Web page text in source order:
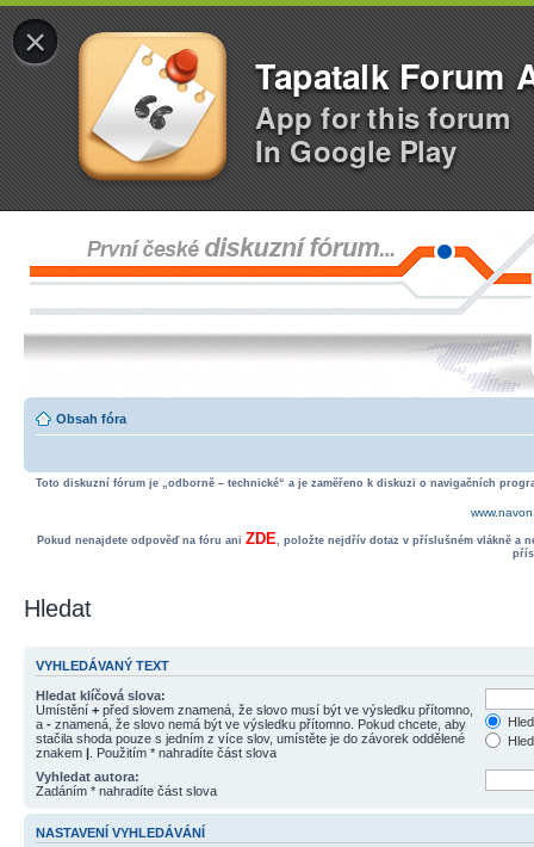
×
Tapatalk Forum
App for this forum
In Google Play
Obsah fóra
Toto diskuzní fórum je „odborně – technické“ a je zaměřeno k diskuzi o navigačních
Pokud nenajdete odpověď na fóru ani ZDE, položte nejdřív dotaz v příslušném vlákně a
Hledat
VYHLEDÁVANÝ TEXT
Hledat klíčová slova:
Umístění + před slovem znamená, že slovo musí být ve výsledku přítomno,
a - znamená, že slovo nemá být ve výsledku přítomno. Pokud chcete, aby
stačila shoda pouze s jedním z více slov, umístěte je do závorek oddělené
znakem | . Použitím * nahradíte část slova
Vyhledat autora:
Zadáním * nahradíte část slova
NASTAVENÍ VYHLEDÁVÁNÍ